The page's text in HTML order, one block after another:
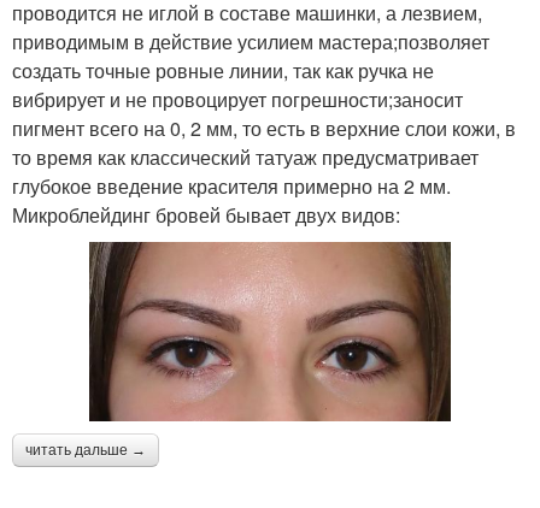
проводится не иглой в составе машинки, а лезвием,
приводимым в действие усилием мастера;позволяет
создать точные ровные линии, так как ручка не
вибрирует и не провоцирует погрешности;заносит
пигмент всего на 0, 2 мм, то есть в верхние слои кожи, в
то время как классический татуаж предусматривает
глубокое введение красителя примерно на 2 мм.
Микроблейдинг бровей бывает двух видов:
читать дальше →